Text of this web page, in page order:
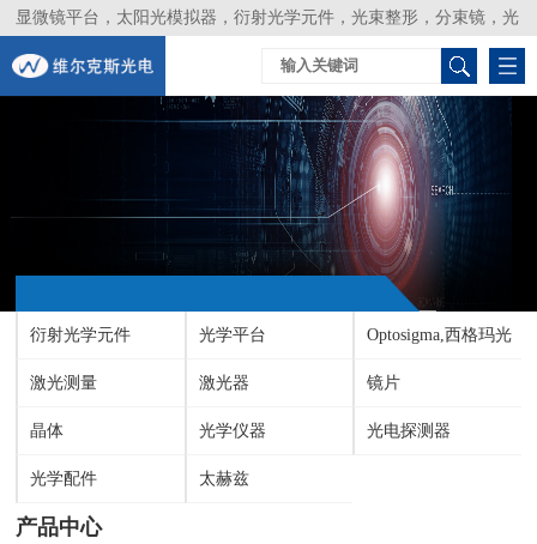
显微镜平台，太阳光模拟器，衍射光学元件，光束整形，分束镜，光
谱仪，生物激光器，光束分析仪，Layertec
衍射光学元件 光学平台 Optosigma,西格玛光
机
激光测量 激光器 镜片
晶体 光学仪器 光电探测器
光学配件 太赫兹
产品中心